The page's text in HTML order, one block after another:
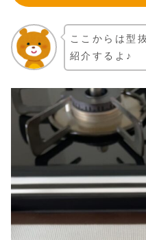
ここからは型
紹介するよ♪